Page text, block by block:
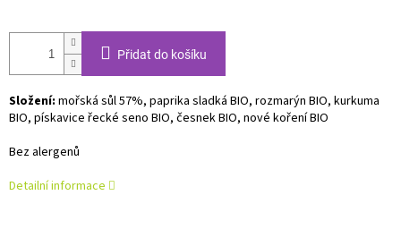
Přidat do košíku
Složení: mořská sůl 57%, paprika sladká BIO, rozmarýn BIO, kurkuma
BIO, pískavice řecké seno BIO, česnek BIO, nové koření BIO
Bez alergenů
Detailní informace